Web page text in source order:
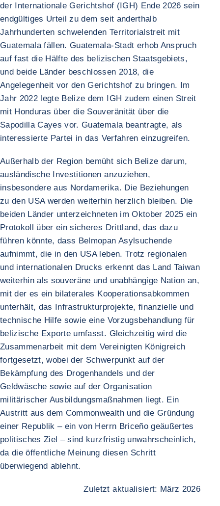
der Internationale Gerichtshof (IGH) Ende 2026 sein
endgültiges Urteil zu dem seit anderthalb
Jahrhunderten schwelenden Territorialstreit mit
Guatemala fällen. Guatemala-Stadt erhob Anspruch
auf fast die Hälfte des belizischen Staatsgebiets,
und beide Länder beschlossen 2018, die
Angelegenheit vor den Gerichtshof zu bringen. Im
Jahr 2022 legte Belize dem IGH zudem einen Streit
mit Honduras über die Souveränität über die
Sapodilla Cayes vor. Guatemala beantragte, als
interessierte Partei in das Verfahren einzugreifen.
Außerhalb der Region bemüht sich Belize darum,
ausländische Investitionen anzuziehen,
insbesondere aus Nordamerika. Die Beziehungen
zu den USA werden weiterhin herzlich bleiben. Die
beiden Länder unterzeichneten im Oktober 2025 ein
Protokoll über ein sicheres Drittland, das dazu
führen könnte, dass Belmopan Asylsuchende
aufnimmt, die in den USA leben. Trotz regionalen
und internationalen Drucks erkennt das Land Taiwan
weiterhin als souveräne und unabhängige Nation an,
mit der es ein bilaterales Kooperationsabkommen
unterhält, das Infrastrukturprojekte, finanzielle und
technische Hilfe sowie eine Vorzugsbehandlung für
belizische Exporte umfasst. Gleichzeitig wird die
Zusammenarbeit mit dem Vereinigten Königreich
fortgesetzt, wobei der Schwerpunkt auf der
Bekämpfung des Drogenhandels und der
Geldwäsche sowie auf der Organisation
militärischer Ausbildungsmaßnahmen liegt. Ein
Austritt aus dem Commonwealth und die Gründung
einer Republik – ein von Herrn Briceño geäußertes
politisches Ziel – sind kurzfristig unwahrscheinlich,
da die öffentliche Meinung diesen Schritt
überwiegend ablehnt.
Zuletzt aktualisiert: März 2026